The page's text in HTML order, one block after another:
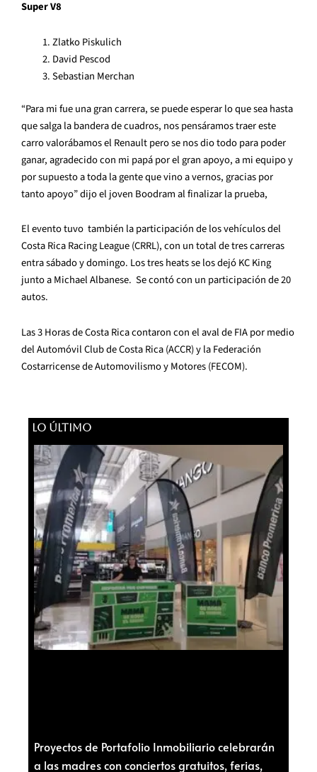
Super V8
Zlatko Piskulich
David Pescod
Sebastian Merchan
“Para mi fue una gran carrera, se puede esperar lo que sea hasta
que salga la bandera de cuadros, nos pensáramos traer este
carro valorábamos el Renault pero se nos dio todo para poder
ganar, agradecido con mi papá por el gran apoyo, a mi equipo y
por supuesto a toda la gente que vino a vernos, gracias por
tanto apoyo” dijo el joven Boodram al finalizar la prueba,
El evento tuvo también la participación de los vehículos del
Costa Rica Racing League (CRRL), con un total de tres carreras
entra sábado y domingo. Los tres heats se los dejó KC King
junto a Michael Albanese. Se contó con un participación de 20
autos.
Las 3 Horas de Costa Rica contaron con el aval de FIA por medio
del Automóvil Club de Costa Rica (ACCR) y la Federación
Costarricense de Automovilismo y Motores (FECOM).
LO ÚLTIMO
Proyectos de Portafolio Inmobiliario celebrarán
a las madres con conciertos gratuitos, ferias,